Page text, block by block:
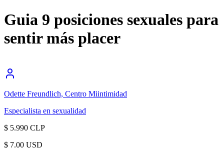
Guia 9 posiciones sexuales para
sentir más placer
Odette Freundlich, Centro Miintimidad
Especialista en sexualidad
$ 5.990 CLP
$ 7.00 USD